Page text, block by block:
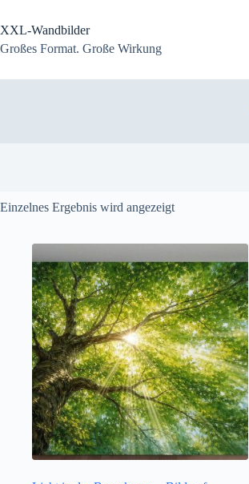
springen
XXL-Wandbilder
Großes Format. Große Wirkung
Einzelnes Ergebnis wird angezeigt